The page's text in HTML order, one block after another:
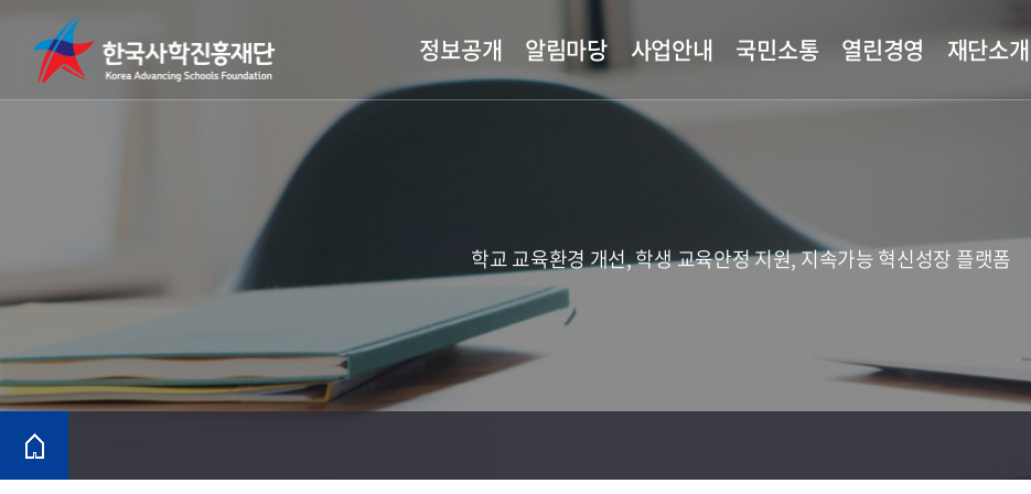
정보공개 알림마당 사업안내 국민소통 열린경영 재단소개
학교 교육환경 개선, 학생 교육안정 지원, 지속가능 혁신성장 플랫폼